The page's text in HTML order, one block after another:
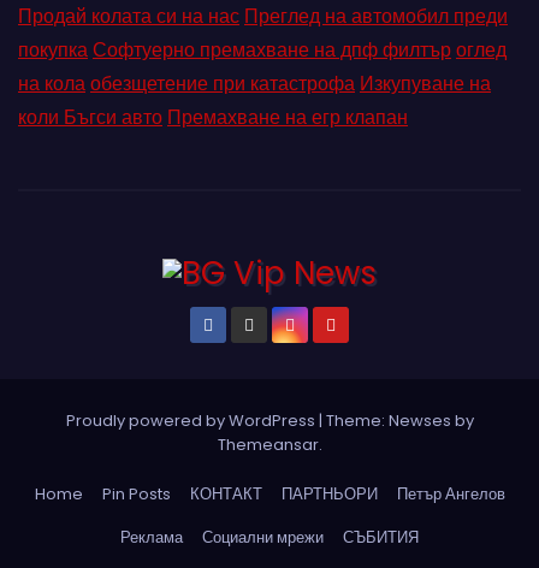
Продай колата си на нас Преглед на автомобил преди
покупкаСофтуерно премахване на дпф филтъроглед
на колаобезщетение при катастрофа Изкупуване на
коли Бъгси авто Премахване на егр клапан
Proudly powered by WordPress | Theme: Newses by
Themeansar.
Home Pin Posts КОНТАКТ ПАРТНЬОРИ
Петър Ангелов
Реклама
Социални мрежи СЪБИТИЯ